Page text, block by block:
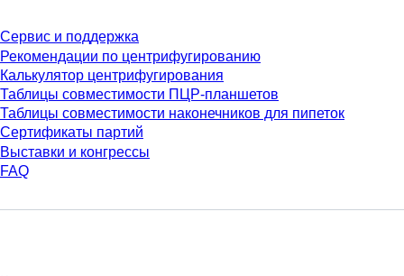
Сервис и поддержка
Рекомендации по центрифугированию
Калькулятор центрифугирования
Таблицы совместимости ПЦР-планшетов
Таблицы совместимости наконечников для пипеток
Сертификаты партий
Выставки и конгрессы
FAQ